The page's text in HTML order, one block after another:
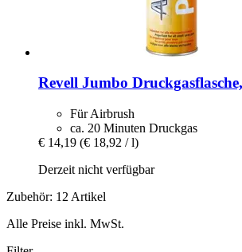
Revell Jumbo
Für Airbrush
ca. 20 Minuten Druckgas
€ 14,19 (€ 18,92 / l)
Derzeit nicht verfügbar
Zubehör: 12 Artikel
Alle Preise inkl. MwSt.